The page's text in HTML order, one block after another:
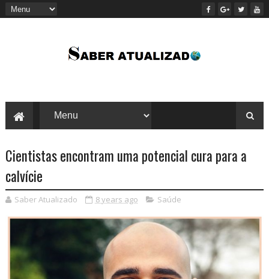
Cientistas encontram uma potencial cura para a
calvície
Saber Atualizado 8 years ago Saúde